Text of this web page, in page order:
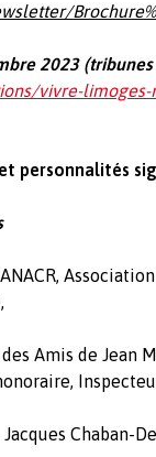
2023
vivre-
personnalités
Amis de Jean
Chaban-